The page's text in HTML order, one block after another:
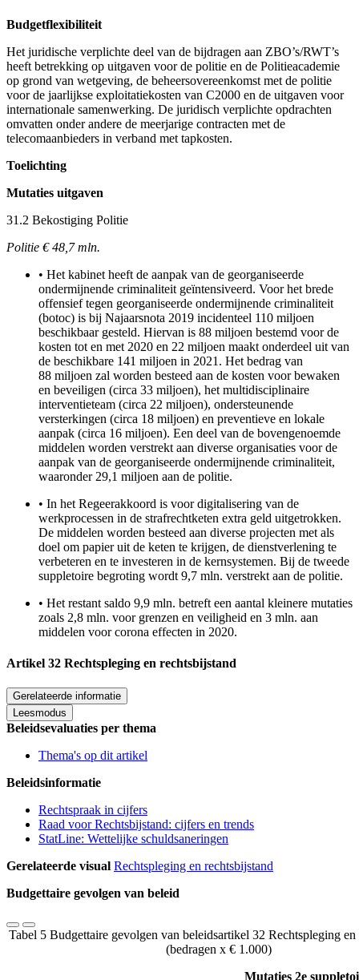
Budgetflexibiliteit
Het juridische verplichte deel van de bijdragen aan ZBO’s/RWT’s
heeft betrekking op uitgaven voor de politie en de Politieacademie
op grond van wetgeving, de beheersovereenkomst met de politie
voor de jaarlijkse exploitatiekosten van C2000 en de uitgaven voor
internationale samenwerking. De juridisch verplichte opdrachten
omvatten onder andere de meerjarige contracten met de
telecomaanbieders in verband met tapkosten.
Toelichting
Mutaties uitgaven
31.2 Bekostiging Politie
Politie € 48,7 mln.
• Het kabinet heeft de aanpak van de georganiseerde
ondermijnende criminaliteit geïntensiveerd. Voor het brede
offensief tegen georganiseerde ondermijnende criminaliteit
(botoc) is bij Najaarsnota 2019 incidenteel 110 miljoen
beschikbaar gesteld. Hiervan is 88 miljoen bestemd voor de
kosten tot en met 2020 en 22 miljoen maakt onderdeel uit van
de beschikbare 141 miljoen in 2021. Het bedrag van
88 miljoen zal worden besteed aan de kosten voor bewaken
en beveiligen (circa 33 miljoen), het multidisciplinaire
interventieteam (circa 22 miljoen), ondersteunende
versterkingen (circa 18 miljoen) en preventieve en lokale
aanpak (circa 16 miljoen). Een deel van de bovengenoemde
middelen worden verstrekt aan diverse organisaties voor de
aanpak van de georganiseerde ondermijnende criminaliteit,
waaronder 29,1 miljoen aan de politie.
• In het Regeerakkoord is voor digitalisering van de
werkprocessen in de strafrechtketen extra geld uitgetrokken.
De middelen worden besteed aan diverse projecten met als
doel om papier uit de keten te krijgen, de dienstverlening te
verbeteren en te investeren in de kernsystemen. Bij de tweede
suppletoire begroting wordt 9,7 mln. verstrekt aan de politie.
• Het restant saldo 9,9 mln. betreft een aantal kleinere mutaties
zoals 2,8 mln. voor grenzen en veiligheid en 3 mln. aan
middelen voor corona effecten in 2020.
Artikel 32 Rechtspleging en rechtsbijstand
Gerelateerde informatie
Leesmodus
Beleidsevaluaties per thema
Thema's op dit artikel
Beleidsinformatie
Rechtspraak in cijfers
Raad voor Rechtsbijstand: cijfers en trends
StatLine: Wettelijke schuldsaneringen
Gerelateerde visual Rechtspleging en rechtsbijstand
Budgettaire gevolgen van beleid
Tabel 5 Budgettaire gevolgen van beleidsartikel 32 Rechtspleging en
(bedragen x € 1.000)
Mutaties 2e